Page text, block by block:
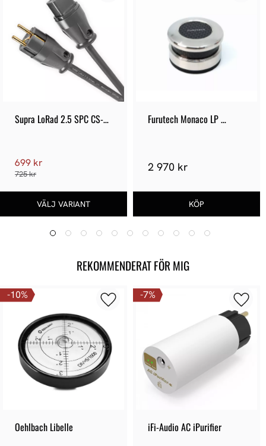
Supra LoRad 2.5 SPC CS-
699 kr
725 kr
Furutech Monaco LP
2 970 kr
REKOMMENDERAT FÖR MIG
Oehlbach Libelle
10%
iFi-Audio AC iPurifier
7%